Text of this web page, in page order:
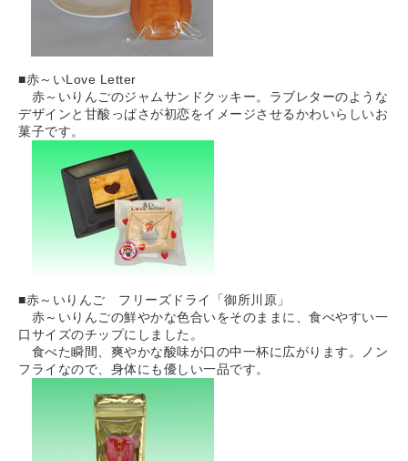
■赤～いLove Letter
赤～いりんごのジャムサンドクッキー。ラブレターのような
デザインと甘酸っぱさが初恋をイメージさせるかわいらしいお
菓子です。
■赤～いりんご フリーズドライ「御所川原」
赤～いりんごの鮮やかな色合いをそのままに、食べやすい一
口サイズのチップにしました。
食べた瞬間、爽やかな酸味が口の中一杯に広がります。ノン
フライなので、身体にも優しい一品です。